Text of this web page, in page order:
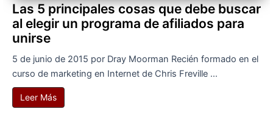
Las 5 principales cosas que debe buscar
al elegir un programa de afiliados para
unirse
5 de junio de 2015 por Dray Moorman Recién formado en el
curso de marketing en Internet de Chris Freville ...
Leer Más